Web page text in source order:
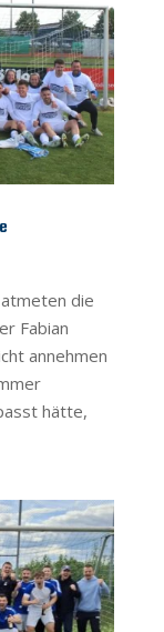
die
Fabian
annehmen
hätte,